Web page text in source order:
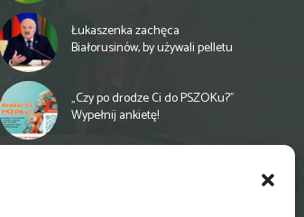
Łukaszenka zachęca
Białorusinów, by używali pelletu
„Czy po drodze Ci do PSZOKu?”
Wypełnij ankietę!